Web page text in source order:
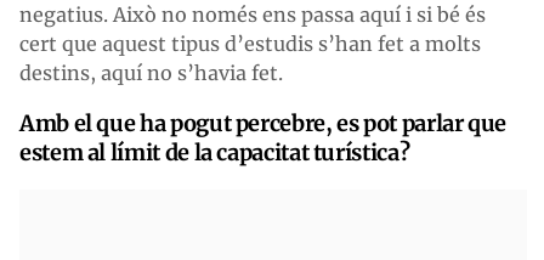
negatius. Això no només ens passa aquí i si bé és
cert que aquest tipus d’estudis s’han fet a molts
destins, aquí no s’havia fet.
Amb el que ha pogut percebre, es pot parlar que
estem al límit de la capacitat turística?